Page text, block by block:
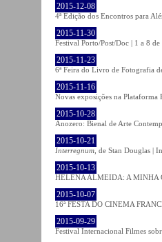
2015-12-08
4ª Edição dos Encontros para
2015-11-30
Festival Porto/Post/Doc | 1 a 8
2015-11-23
6ª Feira do Livro de Fotografia
2015-11-16
Novas exposições na
2015-10-28
Anozero: Bienal de Arte
2015-10-21
Interregnum , de Stan Douglas |
2015-10-13
HELENA ALMEIDA: A MINHA
2015-10-07
16ª FESTA DO CINEMA
2015-09-29
Festival Internacional Filmes